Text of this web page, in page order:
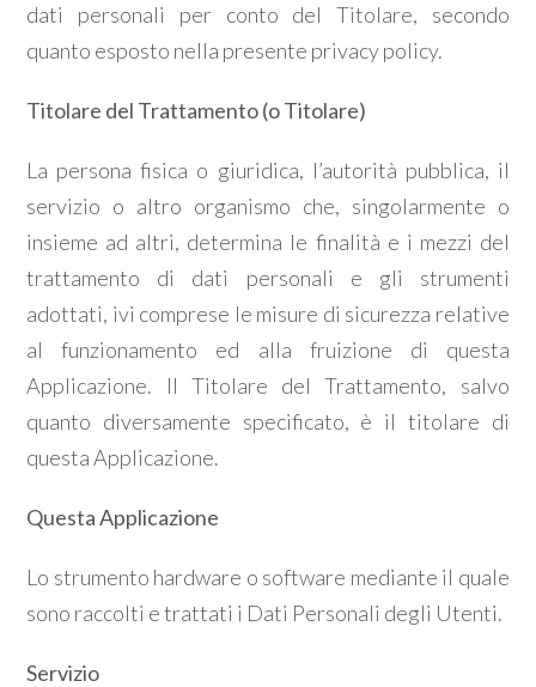
dati personali per conto del Titolare, secondo
quanto esposto nella presente privacy policy.
Titolare del Trattamento (o Titolare)
La persona fisica o giuridica, l’autorità pubblica, il
servizio o altro organismo che, singolarmente o
insieme ad altri, determina le finalità e i mezzi del
trattamento di dati personali e gli strumenti
adottati, ivi comprese le misure di sicurezza relative
al funzionamento ed alla fruizione di questa
Applicazione. Il Titolare del Trattamento, salvo
quanto diversamente specificato, è il titolare di
questa Applicazione.
Questa Applicazione
Lo strumento hardware o software mediante il quale
sono raccolti e trattati i Dati Personali degli Utenti.
Servizio